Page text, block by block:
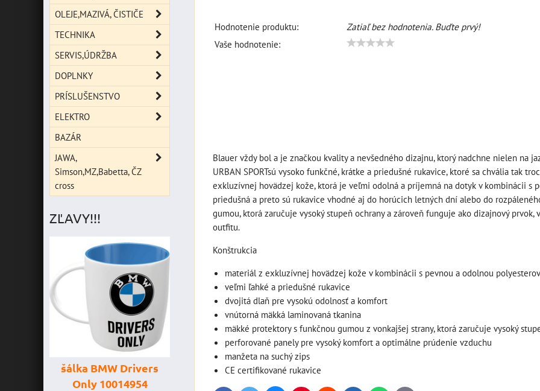
Hodnotenie produktu:
Zatiaľ bez hodnotenia. Buďte prvý!
Vaše hodnotenie:
Blauer vždy bol a je značkou kvality a nevšedného dizajnu, ktorý nadchne nielen na
URBAN SPORTsú vysoko funkčné, krátke a priedušné rukavice, ktoré sa chvália tak
exkluzívnej hovädzej kože, ktorá je veľmi odolná a príjemná na dotyk v kombinácii s
priedušná a preto sú rukavice vhodné aj do horúcich letných dní alebo do
gumou, ktorá zaručuje vysoký stupeň ochrany a zároveň funguje ako dizajnový
outfitu.
Konštrukcia
materiál z exkluzívnej hovädzej kože v kombinácii s pevnou a odolnou
veľmi ľahké a priedušné rukavice
dvojitá dlaň pre vysokú odolnosť a komfort
vnútorná mäkká laminovaná tkanina
mäkké protektory s funkčnou gumou z vonkajšej strany, ktorá zaručuje vysoký
perforované panely pre vysoký komfort a optimálne prúdenie vzduchu
manžeta na suchý zips
CE certifikované rukavice
OLEJE,MAZIVÁ, ČISTIČE
TECHNIKA
SERVIS,ÚDRŽBA
DOPLNKY
PRÍSLUŠENSTVO
ELEKTRO
BAZÁR
JAWA,
Simson,MZ,Babetta, ČZ
cross
ZĽAVY!!!
šálka BMW Drivers
Only 10014954
šálka "Yamaha
VR46" 10014772
štartovací box s
digitálnym
voltmetrom + power
banka, štartovací
prúd 4000 A, NOCO
štartovací box +
power banka,